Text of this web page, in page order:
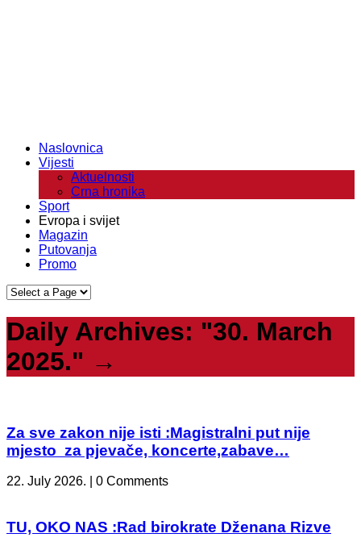
Naslovnica
Vijesti
Aktuelnosti
Crna hronika
Sport
Evropa i svijet
Magazin
Putovanja
Promo
Daily Archives: "30. March
2025." →
Za sve zakon nije isti :Magistralni put nije
mjesto za pjevače, koncerte,zabave…
22. July 2026. | 0 Comments
TU, OKO NAS :Rad birokrate Dženana Rizve